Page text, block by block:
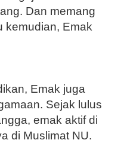
Dan memang
kemudian, Emak
Emak juga
Sejak lulus
emak aktif di
di Muslimat NU.